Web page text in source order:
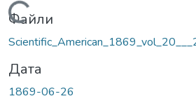
Вантажиться...
Файли
Дата
1869-06-26